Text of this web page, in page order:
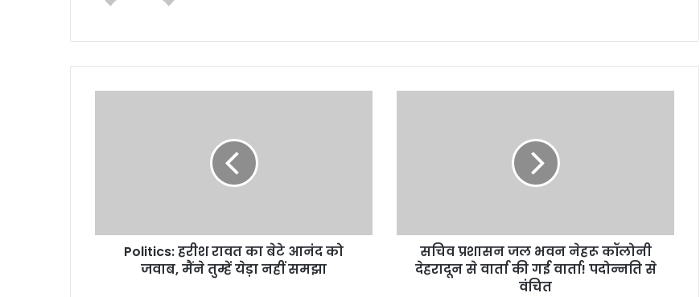
मैंने
Politics: हरीश रावत का बेटे आनंद को
जवाब, मैंने तुम्हें येड़ा नहीं समझा
वार्ता
सचिव प्रशासन जल भवन नेहरू कॉलोनी
देहरादून से वार्ता की गई वार्ता! पदोन्नति से
वंचित